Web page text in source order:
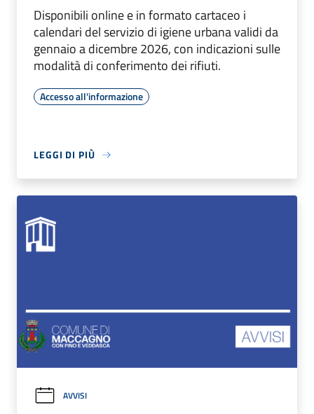
Disponibili online e in formato cartaceo i
calendari del servizio di igiene urbana validi da
gennaio a dicembre 2026, con indicazioni sulle
modalità di conferimento dei rifiuti.
Accesso all'informazione
LEGGI DI PIÙ
AVVISI